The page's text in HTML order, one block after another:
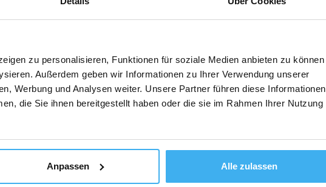
zu personalisieren, Funktionen für soziale Medien anbieten zu können
Außerdem geben wir Informationen zu Ihrer Verwendung unserer
Werbung und Analysen weiter. Unsere Partner führen diese Informationen
die Sie ihnen bereitgestellt haben oder die sie im Rahmen Ihrer Nutzung
Anpassen Alle zulassen